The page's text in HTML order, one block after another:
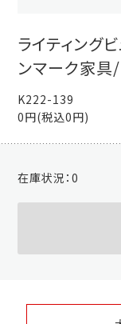
ライティング
ンマーク家
K222-139
0円(税込0円)
在庫状況：0